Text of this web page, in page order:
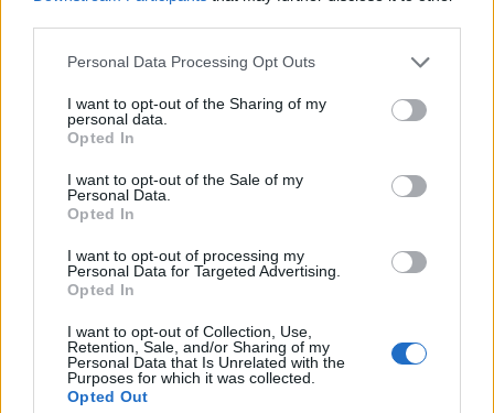
Personal Data Processing Opt Outs
I want to opt-out of the Sharing of my
personal data.
Opted In
I want to opt-out of the Sale of my
Personal Data.
Opted In
I want to opt-out of processing my
Personal Data for Targeted Advertising.
Opted In
I want to opt-out of Collection, Use,
Retention, Sale, and/or Sharing of my
Personal Data that Is Unrelated with the
Purposes for which it was collected.
Opted Out